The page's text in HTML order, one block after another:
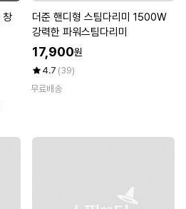
더준 핸디형 스팀다리미 1500W
강력한 파워스팀다리미
17,900원
4.7 (39)
무료배송